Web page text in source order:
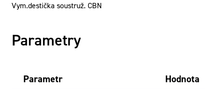
Vym.destička soustruž. CBN
Parametry
Parametr Hodnota